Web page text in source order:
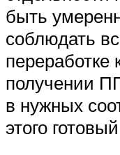
быть
соблюдать
переработке
получении
в нужных
этого